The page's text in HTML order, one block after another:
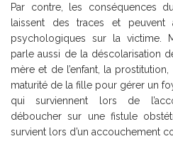
Par contre, les conséquences
laissent des traces et peuvent
psychologiques sur la victime.
parle aussi de la déscolarisation
mère et de l’enfant, la
maturité de la fille pour gérer un
qui surviennent lors de
déboucher sur une fistule
survient lors d’un accouchement